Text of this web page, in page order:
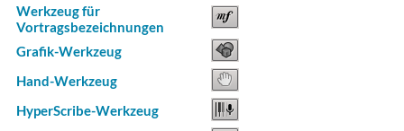
Werkzeug für
Vortragsbezeichnungen
Grafik-Werkzeug
Hand-Werkzeug
HyperScribe-Werkzeug